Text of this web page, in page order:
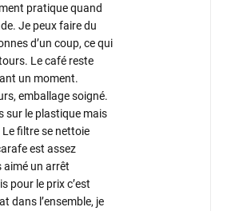
pratique quand
Je peux faire du
d’un coup, ce qui
Le café reste
un moment.
emballage soigné.
sur le plastique mais
filtre se nettoie
est assez
aimé un arrêt
pour le prix c’est
dans l’ensemble, je